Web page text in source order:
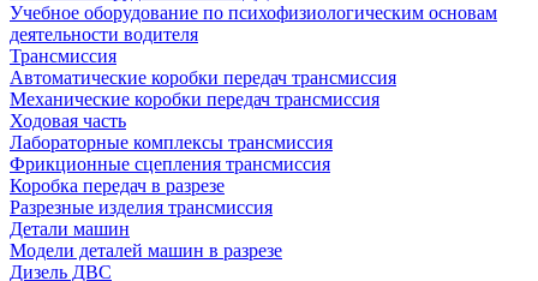
Учебное оборудование по психофизиологическим основам
деятельности водителя
Трансмиссия
Автоматические коробки передач трансмиссия
Механические коробки передач трансмиссия
Ходовая часть
Лабораторные комплексы трансмиссия
Фрикционные сцепления трансмиссия
Коробка передач в разрезе
Разрезные изделия трансмиссия
Детали машин
Модели деталей машин в разрезе
Дизель ДВС